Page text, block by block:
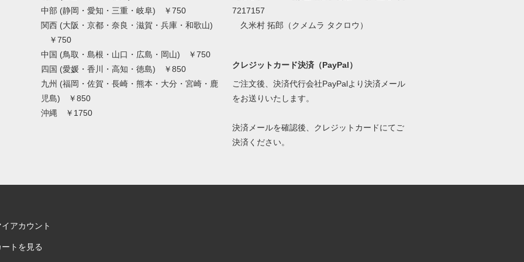
中部 (静岡・愛知・三重・岐阜) ￥750
関西 (大阪・京都・奈良・滋賀・兵庫・和歌山)
￥750
中国 (鳥取・島根・山口・広島・岡山) ￥750
四国 (愛媛・香川・高知・徳島) ￥850
九州 (福岡・佐賀・長崎・熊本・大分・宮崎・鹿
児島) ￥850
沖縄 ￥1750
7217157
久米村 拓郎（クメムラ タクロウ）
クレジットカード決済（PayPal）
ご注文後、決済代行会社PayPalより決済メール
をお送りいたします。
決済メールを確認後、クレジットカードにてご
決済ください。
イアカウント
ートを見る